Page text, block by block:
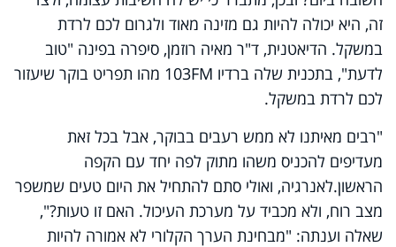
זה, היא יכולה להיות גם מזינה מאוד ולגרום לכם לרדת
במשקל. הדיאטנית, ד"ר מאיה רוזמן, סיפרה בפינה "טוב
לדעת", בתכנית שלה ברדיו 103FM מהו תפריט בוקר שיעזור
לכם לרדת במשקל.
"רבים מאיתנו לא ממש רעבים בבוקר, אבל בכל זאת
מעדיפים להכניס משהו מתוק לפה יחד עם הקפה
הראשון.לאנרגיה, ואולי סתם להתחיל את היום טעים שמשפר
מצב רוח, ולא מכביד על מערכת העיכול. האם זו טעות?",
שאלה וענתה: "מבחינת הערך הקלורי לא אמורה להיות